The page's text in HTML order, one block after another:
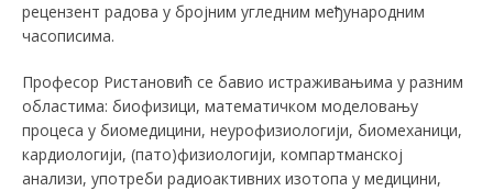
рецензент радова у бројним угледним међународним
часописима.
Професор Ристановић се бавио истраживањима у разним
областима: биофизици, математичком моделовању
процеса у биомедицини, неурофизиологији, биомеханици,
кардиологији, (пато)физиологији, компартманској
анализи, употреби радиоактивних изотопа у медицини,